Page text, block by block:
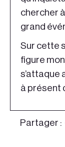
chercher
grand
Sur cette
figure
s’attaque
à présent
Partager :